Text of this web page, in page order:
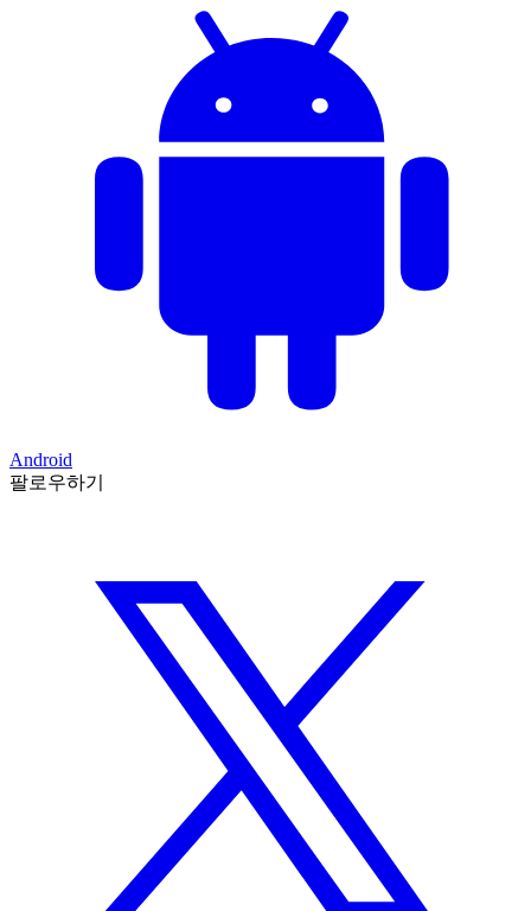
Android
팔로우하기